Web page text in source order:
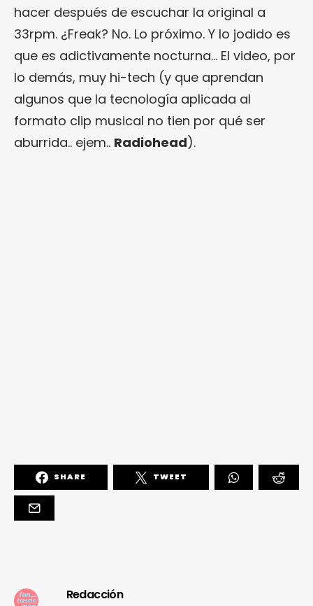
hacer después de escuchar la original a
33rpm. ¿Freak? No. Lo próximo. Y lo jodido es
que es adictivamente nocturna… El video, por
lo demás, muy hi-tech (y que aprendan
algunos que la tecnología aplicada al
formato clip musical no tien por qué ser
aburrida.. ejem.. Radiohead).
SHARE TWEET
Redacción